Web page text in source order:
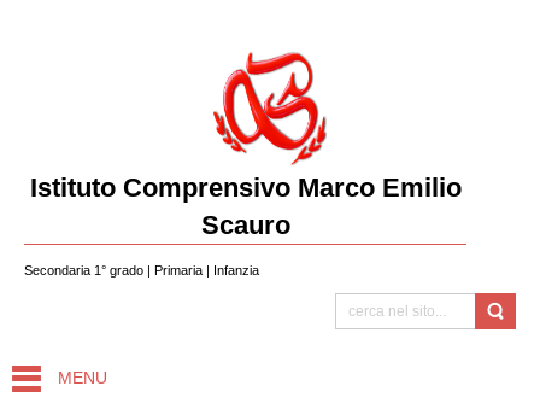
Istituto Comprensivo Marco Emilio
Scauro
Secondaria 1° grado | Primaria | Infanzia
MENU